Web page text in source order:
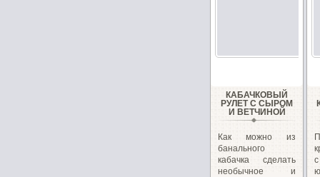
КАБАЧКОВЫЙ
РУЛЕТ С СЫРОМ
И ВЕТЧИНОЙ
Как можно из
банального
кабачка сделать
необычное и